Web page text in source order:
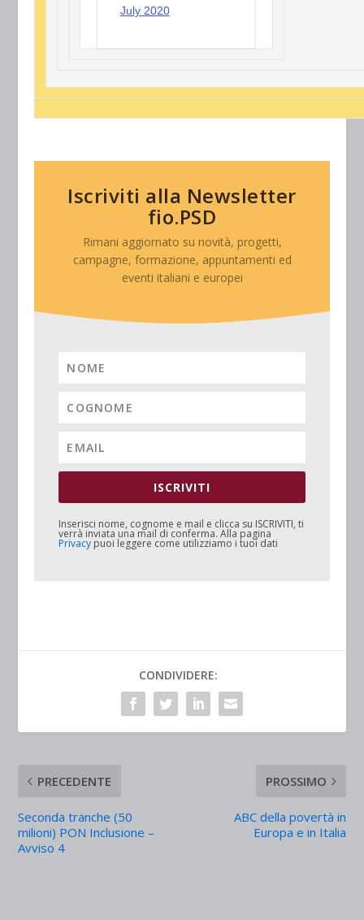
July 2020
Iscriviti alla Newsletter
fio.PSD
Rimani aggiornato su novità, progetti,
campagne, formazione, appuntamenti ed
eventi italiani e europei
ISCRIVITI
Inserisci nome, cognome e mail e clicca su ISCRIVITI, ti
verrà inviata una mail di conferma. Alla pagina
Privacy puoi leggere come utilizziamo i tuoi dati
CONDIVIDERE:
PRECEDENTE
Seconda tranche (50
milioni) PON Inclusione –
Avviso 4
PROSSIMO
ABC della povertà in
Europa e in Italia